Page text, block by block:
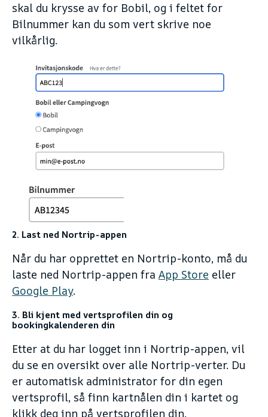
skal du krysse av for Bobil, og i feltet for
Bilnummer kan du som vert skrive noe
vilkårlig.
2. Last ned Nortrip-appen
Når du har opprettet en Nortrip-konto, må du
laste ned Nortrip-appen fra App Store eller
Google Play.
3. Bli kjent med vertsprofilen din og
bookingkalenderen din
Etter at du har logget inn i Nortrip-appen, vil
du se en oversikt over alle Nortrip-verter. Du
er automatisk administrator for din egen
vertsprofil, så finn kartnålen din i kartet og
klikk deg inn på vertsprofilen din.